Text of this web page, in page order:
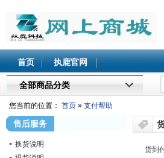
北执鹿网上商城
首页 执鹿官网
全部商品分类
您当前的位置： 首页 » 支付帮助
售后服务
换货说明
货到